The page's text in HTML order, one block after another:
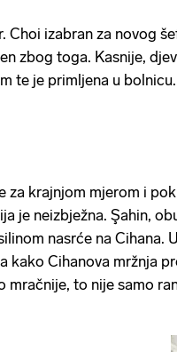
Choi izabran za novog
zbog toga. Kasnije,
te je primljena u bolnicu.
za krajnjom mjerom i
je neizbježna. Şahin,
nasrće na Cihana.
kako Cihanova mržnja
mračnije, to nije samo